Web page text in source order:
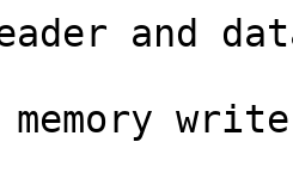
and